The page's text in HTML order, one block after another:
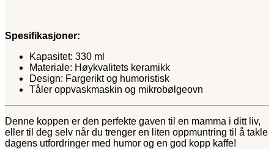
Spesifikasjoner:
Kapasitet: 330 ml
Materiale: Høykvalitets keramikk
Design: Fargerikt og humoristisk
Tåler oppvaskmaskin og mikrobølgeovn
Denne koppen er den perfekte gaven til en mamma i ditt liv,
eller til deg selv når du trenger en liten oppmuntring til å takle
dagens utfordringer med humor og en god kopp kaffe!